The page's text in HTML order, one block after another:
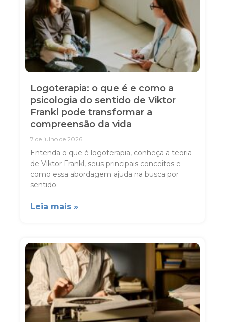
Logoterapia: o que é e como a
psicologia do sentido de Viktor
Frankl pode transformar a
compreensão da vida
7 de julho de 2026
Entenda o que é logoterapia, conheça a teoria
de Viktor Frankl, seus principais conceitos e
como essa abordagem ajuda na busca por
sentido.
Leia mais »